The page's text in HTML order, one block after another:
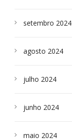
setembro 2024
agosto 2024
julho 2024
junho 2024
maio 2024